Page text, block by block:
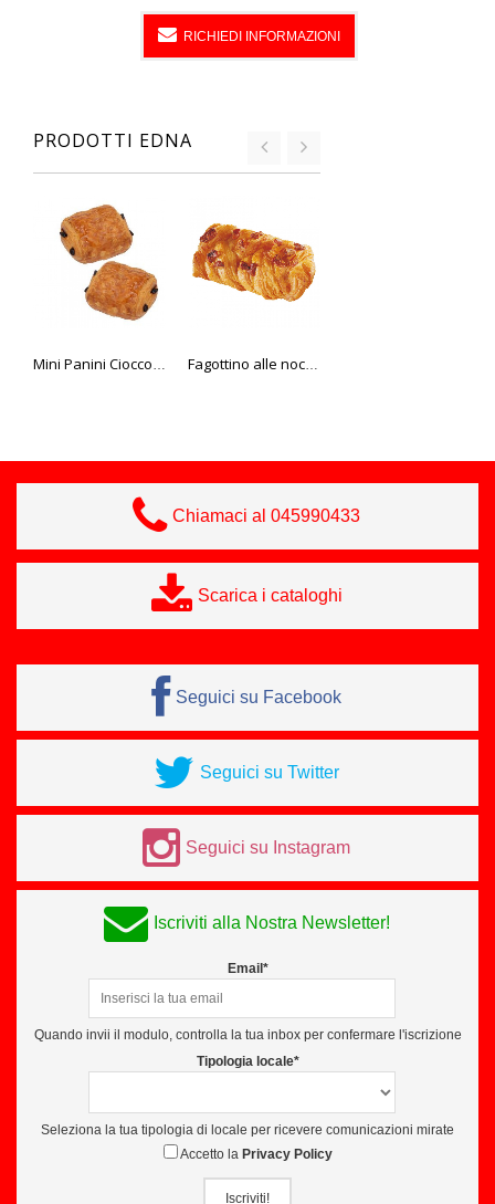
RICHIEDI INFORMAZIONI
PRODOTTI EDNA
Mini Panini Cioccolato Edna 30 gr. 180 pz. Fagottino alle noci pecan
Chiamaci al 045990433
Scarica i cataloghi
Seguici su Facebook
Seguici su Twitter
Seguici su Instagram
Iscriviti alla Nostra Newsletter!
Email*
Quando invii il modulo, controlla la tua inbox per confermare l'iscrizione
Tipologia locale*
Seleziona la tua tipologia di locale per ricevere comunicazioni mirate
Accetto la Privacy Policy
Iscriviti!